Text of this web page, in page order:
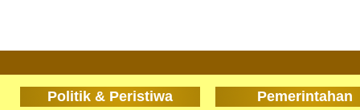
Politik & Peristiwa Pemerintahan